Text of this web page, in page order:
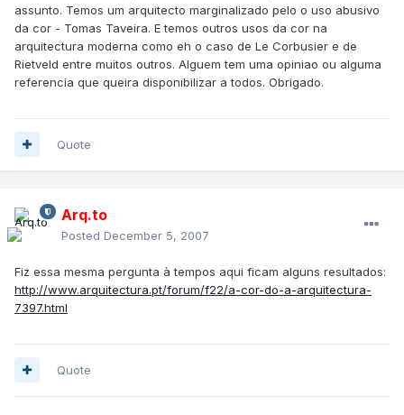
assunto. Temos um arquitecto marginalizado pelo o uso abusivo
da cor - Tomas Taveira. E temos outros usos da cor na
arquitectura moderna como eh o caso de Le Corbusier e de
Rietveld entre muitos outros. Alguem tem uma opiniao ou alguma
referencia que queira disponibilizar a todos. Obrigado.
Quote
Arq.to
Posted December 5, 2007
Fiz essa mesma pergunta à tempos aqui ficam alguns resultados:
http://www.arquitectura.pt/forum/f22/a-cor-do-a-arquitectura-
7397.html
Quote